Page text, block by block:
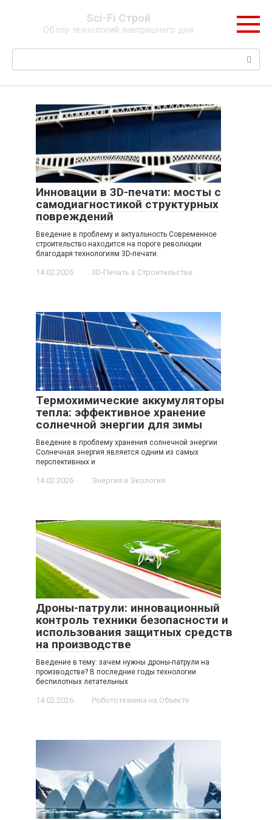
Sci-Fi Строй
Обзор технологий завтрашнего дня
Поиск:
Инновации в 3D-печати: мосты с
самодиагностикой структурных
повреждений
Введение в проблему и актуальность Современное
строительство находится на пороге революции
благодаря технологиям 3D-печати.
14.02.2026 3D-Печать в Строительстве
Термохимические аккумуляторы
тепла: эффективное хранение
солнечной энергии для зимы
Введение в проблему хранения солнечной энергии
Солнечная энергия является одним из самых
перспективных и
14.02.2026 Энергия и Экология
Дроны-патрули: инновационный
контроль техники безопасности и
использования защитных средств
на производстве
Введение в тему: зачем нужны дроны-патрули на
производстве? В последние годы технологии
беспилотных летательных
14.02.2026 Робототехника на Объекте